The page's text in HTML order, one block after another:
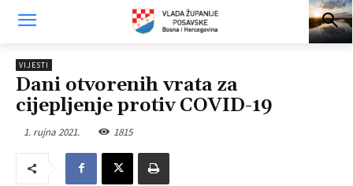
VIJESTI
Dani otvorenih vrata za
cijepljenje protiv COVID-19
1. rujna 2021. 1815